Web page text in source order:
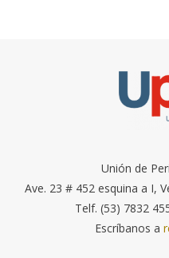
Unión de
Ave. 23 # 452 esquina a I,
Telf. (53) 7832
Escríbanos a